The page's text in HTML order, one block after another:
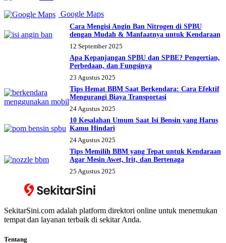
Google Maps
Cara Mengisi Angin Ban Nitrogen di SPBU
dengan Mudah & Manfaatnya untuk Kendaraan
12 September 2025
Apa Kepanjangan SPBU dan SPBE? Pengertian,
Perbedaan, dan Fungsinya
23 Agustus 2025
Tips Hemat BBM Saat Berkendara: Cara Efektif
Mengurangi Biaya Transportasi
24 Agustus 2025
10 Kesalahan Umum Saat Isi Bensin yang Harus
Kamu Hindari
24 Agustus 2025
Tips Memilih BBM yang Tepat untuk Kendaraan
Agar Mesin Awet, Irit, dan Bertenaga
25 Agustus 2025
SekitarSini.com adalah platform direktori online untuk menemukan
tempat dan layanan terbaik di sekitar Anda.
Tentang